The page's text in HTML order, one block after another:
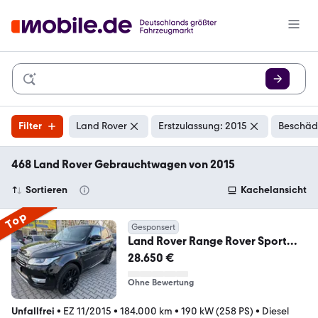
Filter Land Rover Erstzulassung: 2015
468 Land Rover Gebrauchtwagen von 2015
Sortieren Kachelansicht
Top Gesponsert
Land Rover Range Rover Sport
HSE 1.HAND *PANO* ZAHNRIEM
28.650 €
Ohne Bewertung
Unfallfrei • EZ 11/2015 • 184.000 km • 190 kW (258 PS) • Diesel